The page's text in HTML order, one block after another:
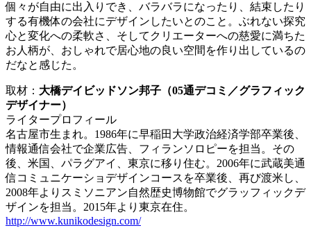
個々が自由に出入りでき、バラバラになったり、結束したり
する有機体の会社にデザインしたいとのこと。ぶれない探究
心と変化への柔軟さ、そしてクリエーターへの慈愛に満ちた
お人柄が、おしゃれで居心地の良い空間を作り出しているの
だなと感じた。
取材： 大橋デイビッドソン邦子（05通デコミ／グラフィック
デザイナー）
ライタープロフィール
名古屋市生まれ。1986年に早稲田大学政治経済学部卒業後、
情報通信会社で企業広告、フィランソロピーを担当。その
後、米国、パラグアイ、東京に移り住む。2006年に武蔵美通
信コミュニケーショデザインコースを卒業後、再び渡米し、
2008年よりスミソニアン自然歴史博物館でグラッフィックデ
ザインを担当。2015年より東京在住。
http://www.kunikodesign.com/